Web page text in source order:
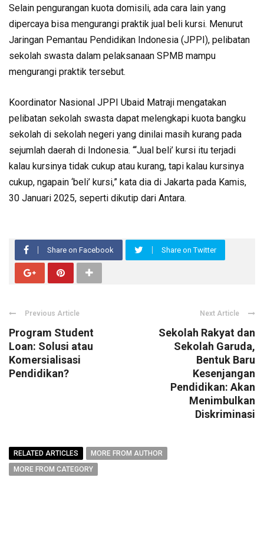
Selain pengurangan kuota domisili, ada cara lain yang
dipercaya bisa mengurangi praktik jual beli kursi. Menurut
Jaringan Pemantau Pendidikan Indonesia (JPPI), pelibatan
sekolah swasta dalam pelaksanaan SPMB mampu
mengurangi praktik tersebut.
Koordinator Nasional JPPI Ubaid Matraji mengatakan
pelibatan sekolah swasta dapat melengkapi kuota bangku
sekolah di sekolah negeri yang dinilai masih kurang pada
sejumlah daerah di Indonesia. “‘Jual beli’ kursi itu terjadi
kalau kursinya tidak cukup atau kurang, tapi kalau kursinya
cukup, ngapain ‘beli’ kursi,” kata dia di Jakarta pada Kamis,
30 Januari 2025, seperti dikutip dari Antara.
Share on Facebook Share on Twitter
Previous Article
Program Student
Loan: Solusi atau
Komersialisasi
Pendidikan?
Next Article
Sekolah Rakyat dan
Sekolah Garuda,
Bentuk Baru
Kesenjangan
Pendidikan: Akan
Menimbulkan
Diskriminasi
RELATED ARTICLES
MORE FROM AUTHOR
MORE FROM CATEGORY